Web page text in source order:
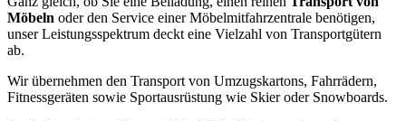
Möbeln oder den Service einer Möbelmitfahrzentrale benötigen,
unser Leistungsspektrum deckt eine Vielzahl von Transportgütern
ab.
Wir übernehmen den Transport von Umzugskartons, Fahrrädern,
Fitnessgeräten sowie Sportausrüstung wie Skier oder Snowboards.